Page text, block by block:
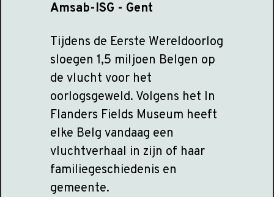
Amsab-ISG - Gent
Tijdens de Eerste Wereldoorlog
sloegen 1,5 miljoen Belgen op
de vlucht voor het
oorlogsgeweld. Volgens het In
Flanders Fields Museum heeft
elke Belg vandaag een
vluchtverhaal in zijn of haar
familiegeschiedenis en
gemeente.